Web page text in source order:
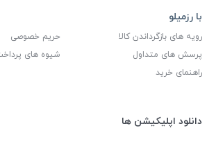
با رزمیلو
رویه های بازگرداندن کالا
حریم خصوصی
پرسش های متداول
شیوه های
راهنمای خرید
دانلود اپلیکیشن ها